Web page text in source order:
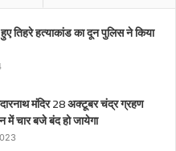
तिहरे हत्याकांड का दून पुलिस ने किया
मंदिर 28 अक्टूबर चंद्र ग्रहण
चार बजे बंद हो जायेगा